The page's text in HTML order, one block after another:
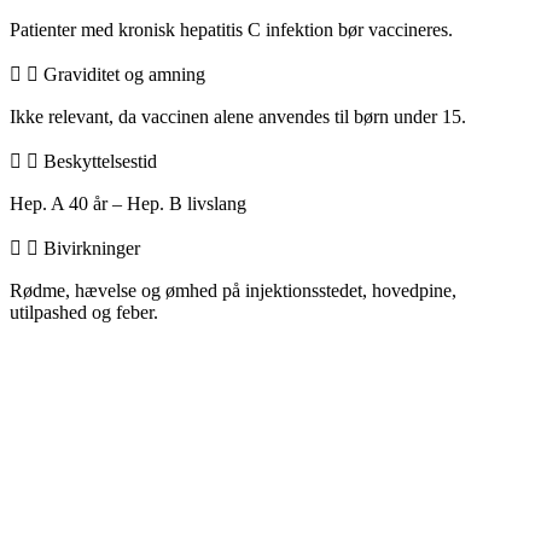
Patienter med kronisk hepatitis C infektion bør vaccineres.
Graviditet og amning
Ikke relevant, da vaccinen alene anvendes til børn under 15.
Beskyttelsestid
Hep. A 40 år – Hep. B livslang
Bivirkninger
Rødme, hævelse og ømhed på injektionsstedet, hovedpine,
utilpashed og feber.